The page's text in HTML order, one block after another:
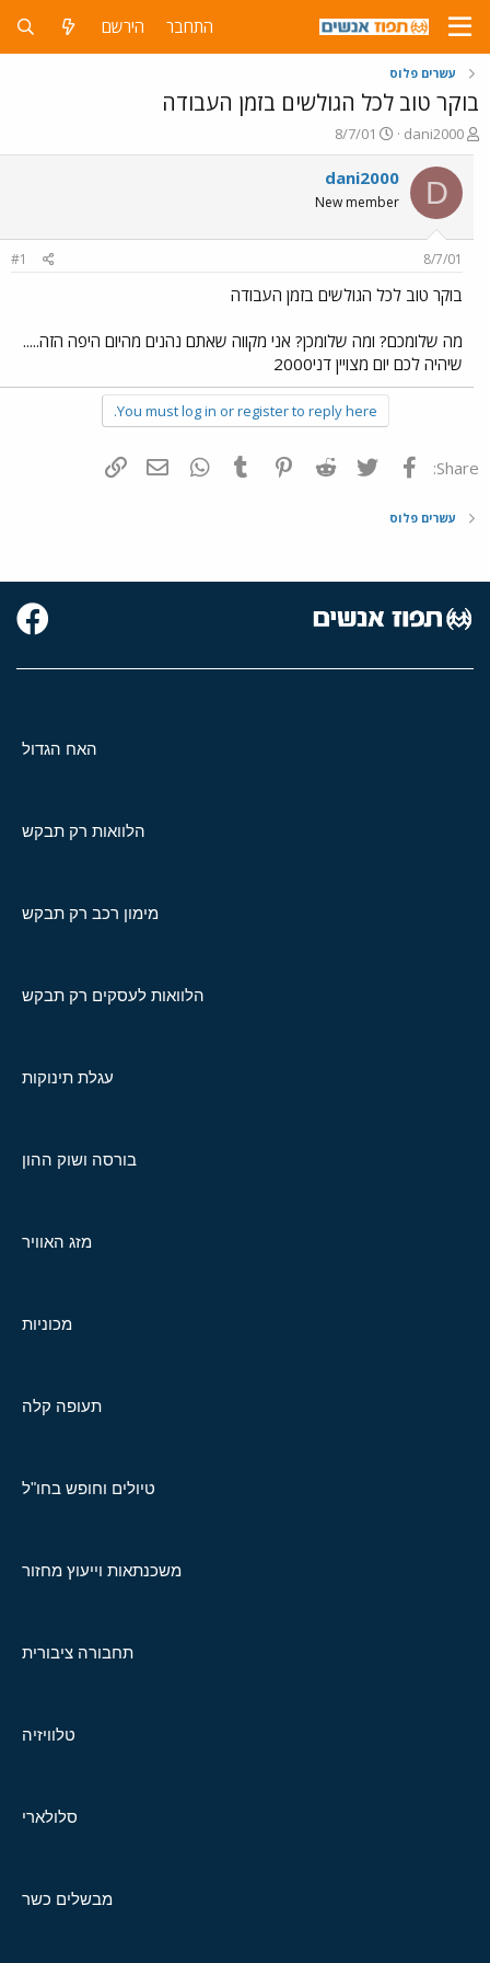
התחבר הירשם
עשרים פלוס
בוקר טוב לכל הגולשים בזמן העבודה
פ
ו
ת
ח
ה
ש
א
dani2000
פ
ו
ר
ם
ר
8/7/01
D
dani2000
New member
8/7/01
#1
בוקר טוב לכל הגולשים בזמן העבודה
מה שלומכם? ומה שלומכן? אני מקווה שאתם נהנים מהיום היפה הזה.....
שיהיה לכם יום מצויין דני2000
You must log in or register to reply here.
Share: פייסבוק Twitter
Reddit
Pinterest
Tumblr
WhatsAppדואר אלקטרוני
עשרים פלוס
האח הגדול
הלוואות רק תבקש
מימון רכב רק תבקש
הלוואות לעסקים רק תבקש
עגלת תינוקות
בורסה ושוק ההון
מזג האוויר
מכוניות
תעופה קלה
טיולים וחופש בחו"ל
משכנתאות וייעוץ מחזור
תחבורה ציבורית
טלוויזיה
סלולארי
מבשלים כשר